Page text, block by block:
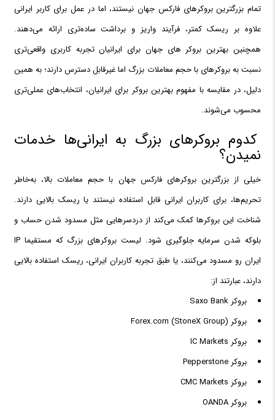
تمام بزرگترین بروکرهای فارکس جهان نیستند، اما در عمل برای کاربر ایرانی
علاوه بر ریسک کمتر، فرآیند واریز و برداشت ساده‌تری ارائه می‌دهند.
همچنین بهترین بروکر های جهان برای ایرانیان تجربه کاربری واقعی‌تری
نسبت به بروکرهای با حجم معاملات بزرگ اما غیرقابل دسترس دارند؛ به همین
دلیل، در مقایسه با مفهوم بهترین بروکر برای ایرانیان، انتخاب‌های عملی‌تری
محسوب می‌شوند.
کدوم بروکرهای بزرگ به ایرانی‌ها خدمات
نمیدن؟
خیلی از بزرگترین بروکرهای فارکس جهان با حجم معاملات بالا، به‌خاطر
تحریم‌ها، برای کاربران ایرانی قابل استفاده نیستند یا ریسک بالایی دارند.
شناخت این بروکرها کمک می‌کند از دردسرهایی مثل مسدود شدن حساب و
بلوکه شدن سرمایه جلوگیری شود. لیست بروکرهای بزرگ که مستقیما IP
ایران رو مسدود می‌کنند، یا طبق تجربه کاربران ایرانی، ریسک استفاده بالایی
دارند، عبارتند از:
بروکر Saxo Bank
بروکر Forex.com (StoneX Group)
بروکر IC Markets
بروکر Pepperstone
بروکر CMC Markets
بروکر OANDA